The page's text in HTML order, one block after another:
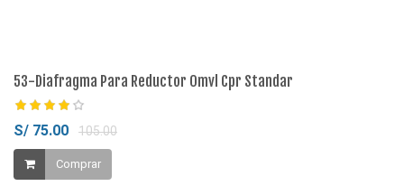
53-Diafragma Para Reductor Omvl Cpr Standar
S/ 75.00 105.00
Comprar